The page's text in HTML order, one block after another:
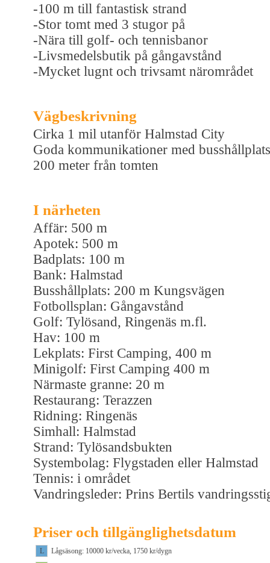
-100 m till fantastisk strand
-Stor tomt med 3 stugor på
-Nära till golf- och tennisbanor
-Livsmedelsbutik på gångavstånd
-Mycket lugnt och trivsamt närområdet
Vägbeskrivning
Cirka 1 mil utanför Halmstad City
Goda kommunikationer med busshållplats
200 meter från tomten
I närheten
Affär: 500 m
Apotek: 500 m
Badplats: 100 m
Bank: Halmstad
Busshållplats: 200 m Kungsvägen
Fotbollsplan: Gångavstånd
Golf: Tylösand, Ringenäs m.fl.
Hav: 100 m
Lekplats: First Camping, 400 m
Minigolf: First Camping 400 m
Närmaste granne: 20 m
Restaurang: Terazzen
Ridning: Ringenäs
Simhall: Halmstad
Strand: Tylösandsbukten
Systembolag: Flygstaden eller Halmstad
Tennis: i området
Vandringsleder: Prins Bertils
Priser och tillgänglighetsdatum
L
Lågsäsong: 10000 kr/vecka, 1750 kr/dygn